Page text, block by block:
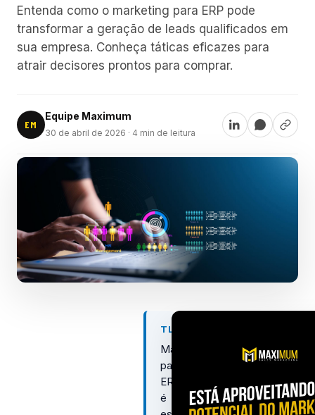
Entenda como o marketing para ERP pode
transformar a geração de leads qualificados em
sua empresa. Conheça táticas eficazes para
atrair decisores prontos para comprar.
EM
Equipe Maximum
30 de abril de 2026 · 4 min de leitura
TL;DR
Marketing
para
ERP
é